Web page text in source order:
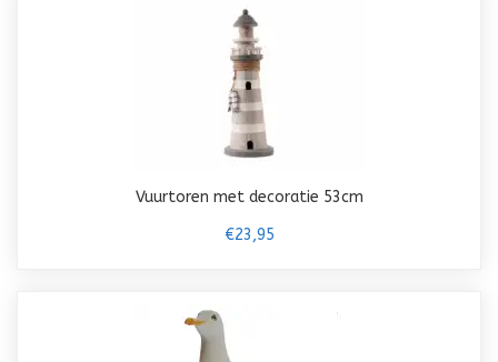
Vuurtoren met decoratie 53cm
€23,95